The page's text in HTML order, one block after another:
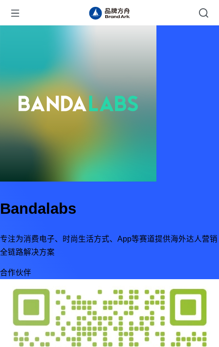
Bandalabs
专注为消费电子、时尚生活方式、App等赛道提供海外达人营销
全链路解决方案
合作伙伴